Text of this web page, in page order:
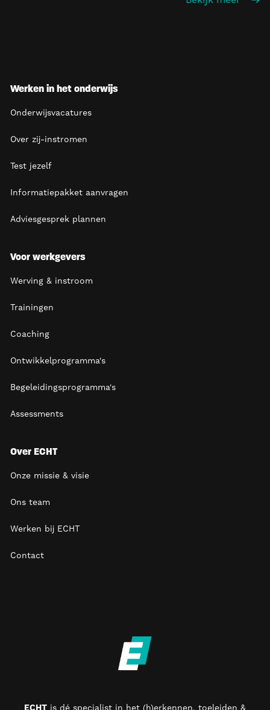
is dé specialist in het (h)erkennen, toeleiden &
Werken in het onderwijs
Onderwijsvacatures
Over zij-instromen
Test jezelf
Informatiepakket aanvragen
Adviesgesprek plannen
Voor werkgevers
Werving & instroom
Trainingen
Coaching
Ontwikkelprogramma's
Begeleidingsprogramma's
Assessments
Over ECHT
Onze missie & visie
Ons team
Werken bij ECHT
Contact